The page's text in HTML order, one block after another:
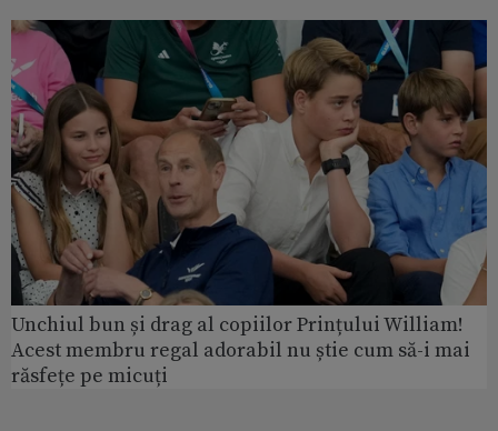
Unchiul bun și drag al copiilor Prințului William!
Acest membru regal adorabil nu știe cum să-i mai
răsfețe pe micuți